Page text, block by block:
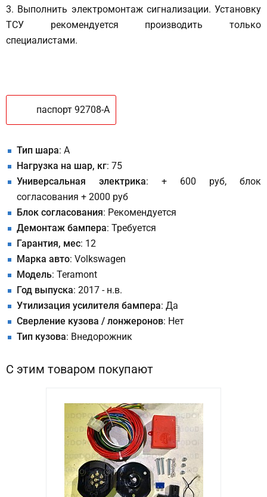
3. Выполнить электромонтаж сигнализации. Установку
ТСУ рекомендуется производить только
специалистами.
паспорт 92708-A
Тип шара: A
Нагрузка на шар, кг: 75
Универсальная электрика: + 600 руб, блок
согласования + 2000 руб
Блок согласования: Рекомендуется
Демонтаж бампера: Требуется
Гарантия, мес: 12
Марка авто: Volkswagen
Модель: Teramont
Год выпуска: 2017 - н.в.
Утилизация усилителя бампера: Да
Сверление кузова / лонжеронов: Нет
Тип кузова: Внедорожник
С этим товаром покупают